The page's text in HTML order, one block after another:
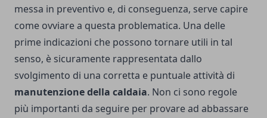
messa in preventivo e, di conseguenza, serve capire
come ovviare a questa problematica. Una delle
prime indicazioni che possono tornare utili in tal
senso, è sicuramente rappresentata dallo
svolgimento di una corretta e puntuale attività di
manutenzione della caldaia. Non ci sono regole
più importanti da seguire per provare ad abbassare